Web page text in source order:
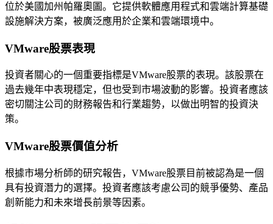
位於美國加州帕羅奧圖。它提供軟體應用程式和雲端計算基礎
設施解決方案，被廣泛應用於企業和雲端環境中。
VMware股票表現
投資者關心的一個重要指標是VMware股票的表現。該股票在
過去幾年中表現穩定，但也受到市場波動的影響。投資者應該
密切關注公司的財務報告和行業趨勢，以做出明智的投資決
策。
VMware股票價值分析
根據市場分析師的研究報告，VMware股票目前被認為是一個
具有投資潛力的選擇。投資者應該考慮公司的競爭優勢、產品
創新能力和未來增長前景等因素。